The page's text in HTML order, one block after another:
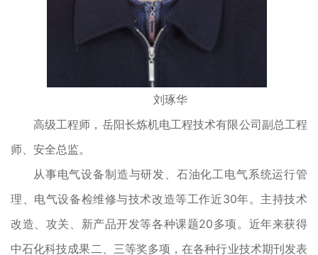
刘琢华
高级工程师，岳阳长炼机电工程技术有限公司副总工程
师、安全总监。
从事电气设备制造与研发、石油化工电气系统运行管
理、电气设备检维修与技术改造等工作近30年。主持技术
改造、攻关、新产品开发等各种课题20多项。近年来获得
中石化科技成果二、三等奖多项，在各种行业技术期刊发表